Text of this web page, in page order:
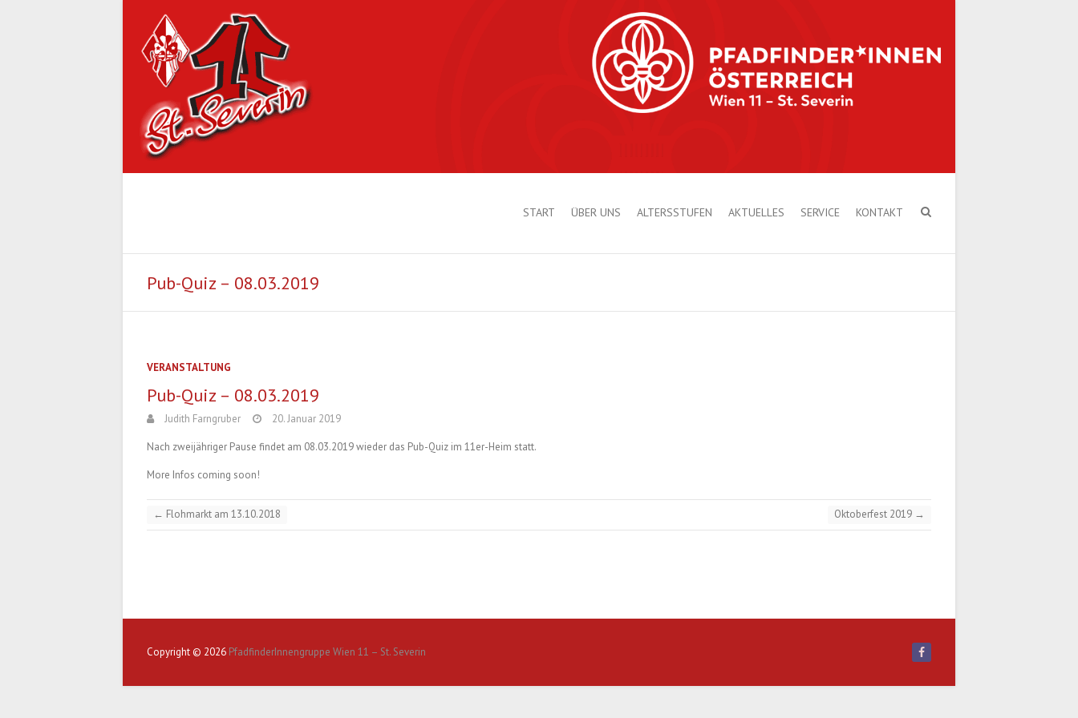
START ÜBER UNS ALTERSSTUFEN AKTUELLES SERVICE KONTAKT
Pub-Quiz – 08.03.2019
VERANSTALTUNG
Pub-Quiz – 08.03.2019
Judith Farngruber 20. Januar 2019
Nach zweijähriger Pause findet am 08.03.2019 wieder das Pub-Quiz im 11er-Heim statt.
More Infos coming soon!
← Flohmarkt am 13.10.2018 Oktoberfest 2019 →
Copyright © 2026 PfadfinderInnengruppe Wien 11 – St. Severin